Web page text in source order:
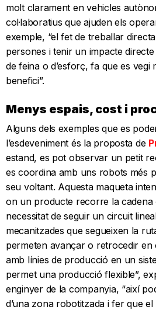
molt clarament en vehicles
col·laboratius que ajuden els
exemple, “el fet de treballar
persones i tenir un impacte
de feina o d’esforç, fa que es vegi
benefici”.
Menys espais, cost i
Alguns dels exemples que es
l’esdeveniment és la proposta de
estand, es pot observar un petit
es coordina amb uns robots més
seu voltant. Aquesta maqueta
on un producte recorre la cadena
necessitat de seguir un circuit
mecanitzades que segueixen la
permeten avançar o retrocedir en
amb línies de producció en un
permet una producció flexible”,
enginyer de la companyia, “així
d’una zona robotitzada i fer que